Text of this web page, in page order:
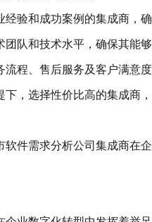
经验和成功案例的集成商，
团队和技术水平，确保其能
流程、售后服务及客户满意
下，选择性价比高的集成商
件需求分析公司集成商在